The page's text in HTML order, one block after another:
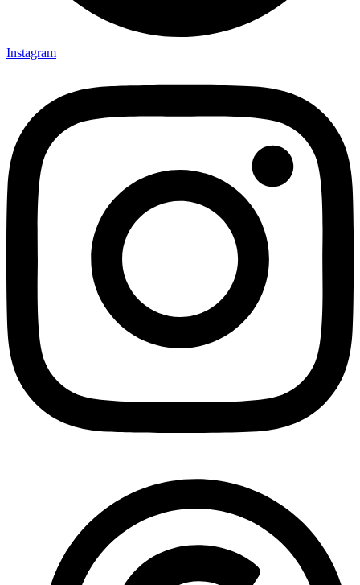
Instagram